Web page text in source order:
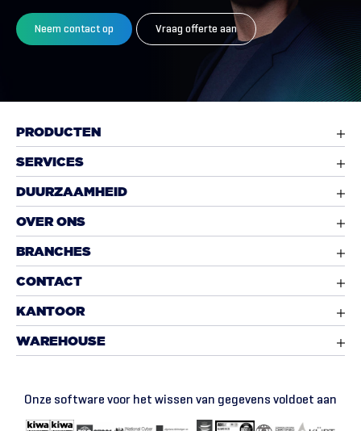
Neem contact op Vraag offerte aan
PRODUCTEN
SERVICES
DUURZAAMHEID
OVER ONS
BRANCHES
CONTACT
KANTOOR
WAREHOUSE
Onze software voor het wissen van gegevens voldoet aan